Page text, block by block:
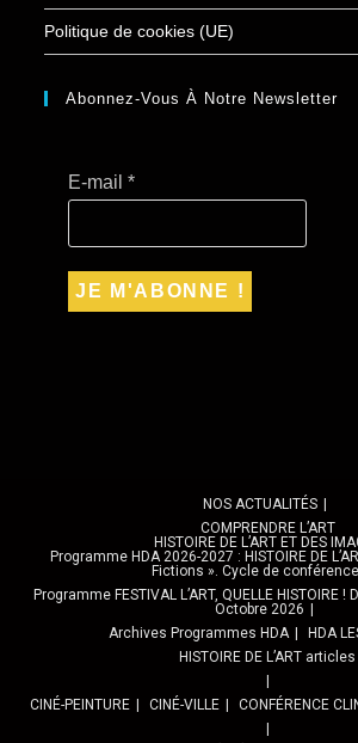
Politique de cookies (UE)
Abonnez-Vous À Notre Newsletter
E-mail*
NOS ACTUALITÉS
COMPRENDRE L’ART
HISTOIRE DE L’ART ET DES
Programme HDA 2026-2027 : HISTOIRE DE
Fictions ». Cycle de
Programme FESTIVAL L’ART, QUELLE HISTOIRE
Octobre 2026
Archives Programmes HDA
HDA
HISTOIRE DE L’ART articles
CINÉ-PEINTURE CINÉ-VILLE CONFÉRENCE